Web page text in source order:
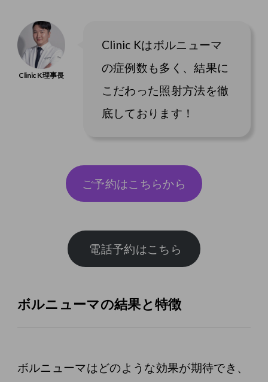
Clinic Kはボルニューマ
の症例数も多く、結果に
こだわった照射方法を徹
底しております！
ご予約はこちらから
ボルニューマの結果と特徴
ボルニューマはどのような効果が期待でき、